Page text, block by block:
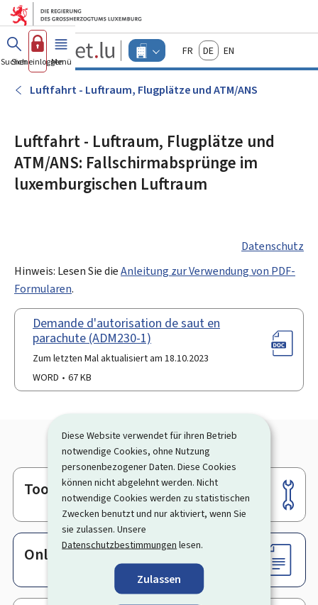
Diese Website verwendet für ihren Betrieb
notwendige Cookies, ohne Nutzung
personenbezogener Daten. Diese Cookies
können nicht abgelehnt werden. Nicht
notwendige Cookies werden zu statistischen
Zwecken benutzt und nur aktiviert, wenn Sie
sie zulassen. Unsere
Datenschutzbestimmungen lesen.
Zulassen
Zum Hauptmenü
Zum Inhalt
Guichet.lu
Changer
d'espace
Menu
FrançaisDeutschEnglish
Suchen
Sich einloggen
Menü Haupt-
Luftfahrt - Luftraum, Flugplätze und ATM/ANS
Luftfahrt - Luftraum, Flugplätze und
ATM/ANS: Fallschirmabsprünge im
luxemburgischen Luftraum
Datenschutz
Hinweis: Lesen Sie dieAnleitung zur Verwendung von PDF-
Formularen.
Demande d'autorisation de saut en
parachute (ADM230-1)
Zum letzten Mal aktualisiert am 18.10.2023
WORD
67 KB
Footer
Tools
Online-Dienste & Formulare